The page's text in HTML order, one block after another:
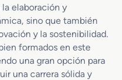
c
s
e
r
elaboración y
sino que también
y la sostenibilidad.
formados en este
una gran opción para
una carrera sólida y